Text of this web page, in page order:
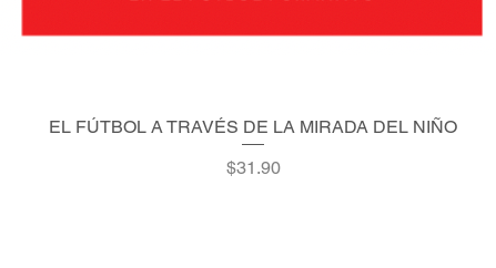
Quick View
EL FÚTBOL A TRAVÉS DE LA MIRADA DEL NIÑO
Price
$31.90